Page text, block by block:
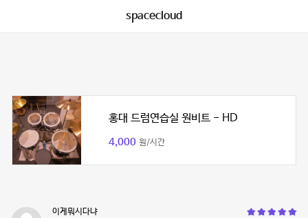
spacecloud
홍대 드럼연습실 원비트 - HD
4,000 원/시간
이게뭐시다냐